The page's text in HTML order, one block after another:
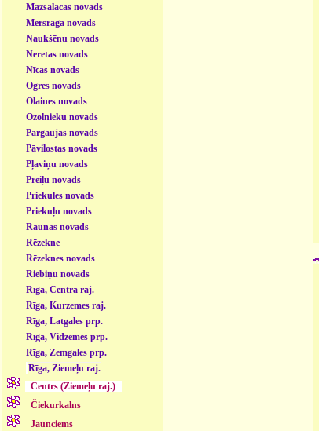
Mazsalacas novads
Mērsraga novads
Naukšēnu novads
Neretas novads
Nīcas novads
Ogres novads
Olaines novads
Ozolnieku novads
Pārgaujas novads
Pāvilostas novads
Pļaviņu novads
Preiļu novads
Priekules novads
Priekuļu novads
Raunas novads
Rēzekne
Rēzeknes novads
Riebiņu novads
Rīga, Centra raj.
Rīga, Kurzemes raj.
Rīga, Latgales prp.
Rīga, Vidzemes prp.
Rīga, Zemgales prp.
Rīga, Ziemeļu raj.
Centrs (Ziemeļu raj.)
Čiekurkalns
Jaunciems